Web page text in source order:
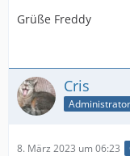
Grüße Freddy
Cris
Administrator
8. März 2023 um 06:23